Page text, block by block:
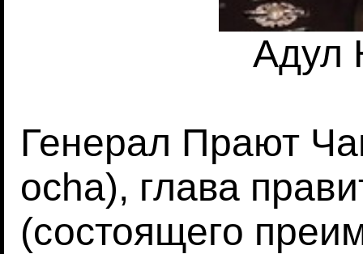
Адул
Генерал Прают
ocha), глава
(состоящего